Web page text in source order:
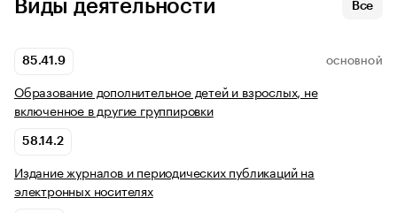
Виды деятельности Все
85.41.9 ОСНОВНОЙ
Образование дополнительное детей и взрослых, не
включенное в другие группировки
58.14.2
Издание журналов и периодических публикаций на
электронных носителях